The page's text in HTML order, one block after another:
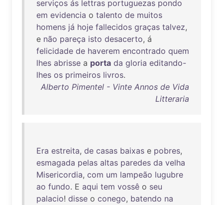
serviços ás lettras portuguezas pondo
em evidencia o talento de muitos
homens já hoje fallecidos graças talvez,
e não pareça isto desacerto, á
felicidade de haverem encontrado quem
lhes abrisse a porta da gloria editando-
lhes os primeiros livros.
Alberto Pimentel - Vinte Annos de Vida
Litteraria
Era estreita, de casas baixas e pobres,
esmagada pelas altas paredes da velha
Misericordia, com um lampeão lugubre
ao fundo. E aqui tem vossê o seu
palacio! disse o conego, batendo na